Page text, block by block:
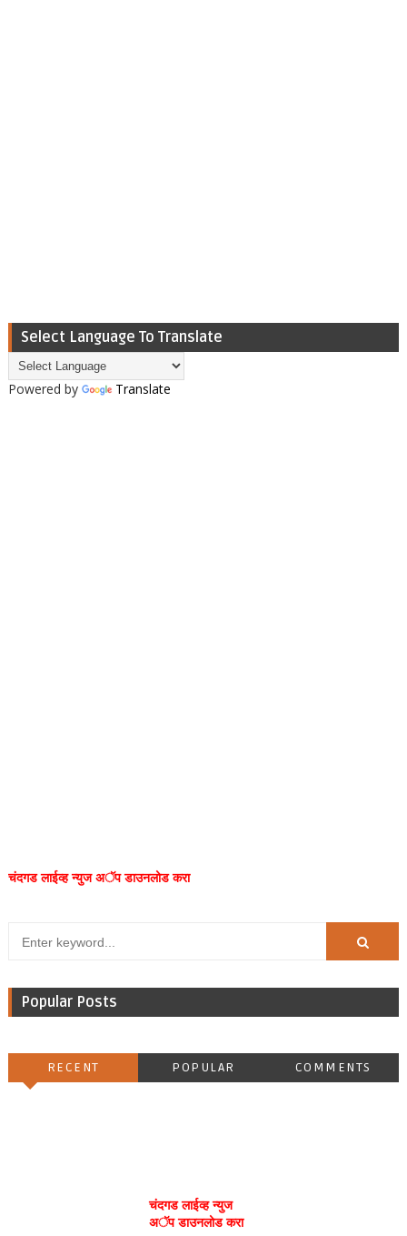
Select Language To Translate
Powered by Translate
चंदगड लाईव्ह न्युज अॅप डाउनलोड करा
Popular Posts
RECENT POPULAR COMMENTS
चंदगड लाईव्ह न्युज
अॅप डाउनलोड करा